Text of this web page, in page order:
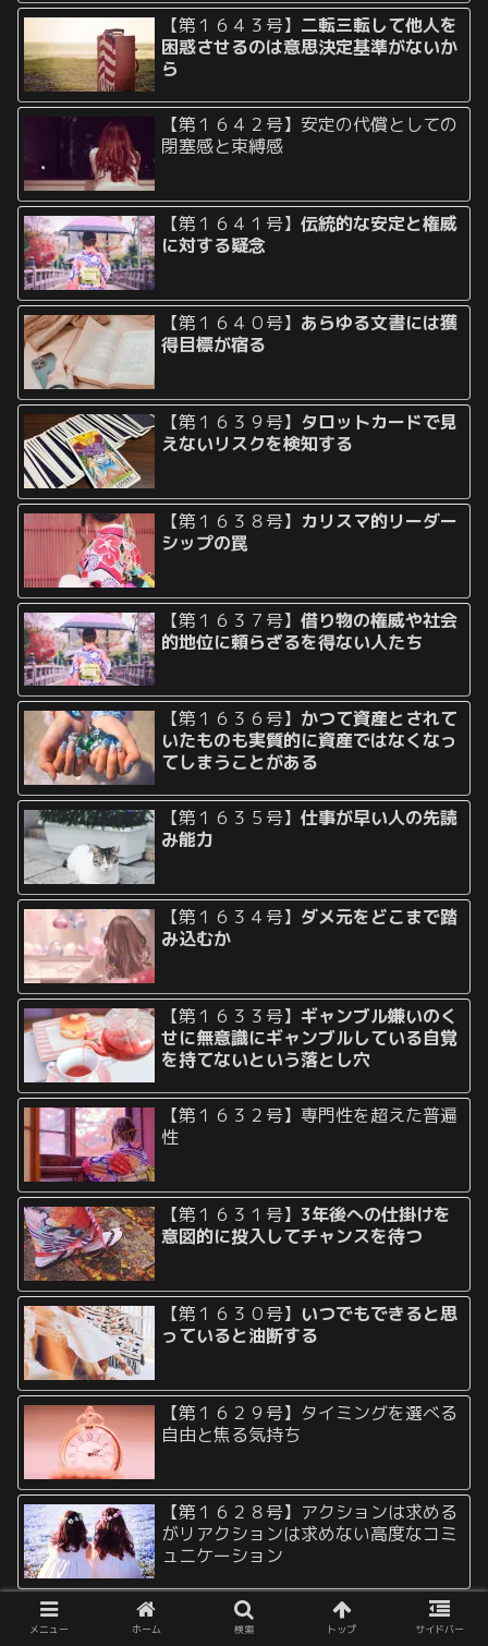
【第１６４３号】 二転三転して他人を
困惑させるのは意思決定基準がないか
ら
【第１６４２号】安定の代償としての
閉塞感と束縛感
【第１６４１号】伝統的な安定と権威
に対する疑念
【第１６４０号】 あらゆる文書には獲
得目標が宿る
【第１６３９号】 タロットカードで見
えないリスクを検知する
【第１６３８号】 カリスマ的リーダー
シップの罠
【第１６３７号】借り物の権威や社会
的地位に頼らざるを得ない人たち
【第１６３６号】 かつて資産とされて
いたものも実質的に資産ではなくなっ
てしまうことがある
【第１６３５号】仕事が早い人の先読
み能力
【第１６３４号】 ダメ元をどこまで踏
み込むか
【第１６３３号】 ギャンブル嫌いのく
せに無意識にギャンブルしている自覚
を持てないという落とし穴
【第１６３２号】専門性を超えた普遍
性
【第１６３１号】 3年後への仕掛けを
意図的に投入してチャンスを待つ
【第１６３０号】 いつでもできると思
っていると油断する
【第１６２９号】タイミングを選べる
自由と焦る気持ち
【第１６２８号】アクションは求める
がリアクションは求めない高度なコミ
ュニケーション
【第１６２７号】視界に入っているは
ずなのに見えない盲点を指摘するだけ
メニュー ホーム 検索 トップ サイドバー